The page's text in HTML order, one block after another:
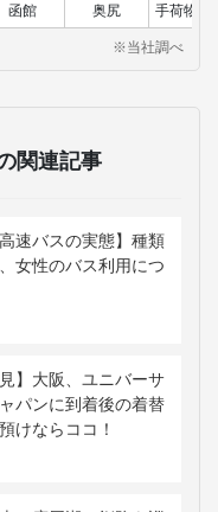
函館 奥尻 手荷物検
※当社調べ
関連記事
速バスの実態】種類
女性のバス利用につ
】大阪、ユニバーサ
パンに到着後の着替
けならココ！